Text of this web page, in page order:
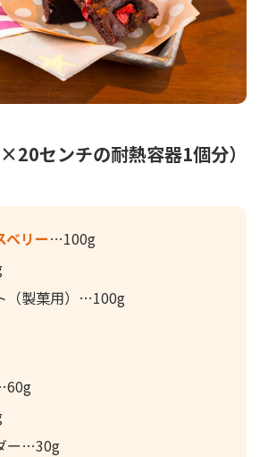
センチの耐熱容器1個分）
ベリー
100g
製菓用）
100g
60g
ー
30g